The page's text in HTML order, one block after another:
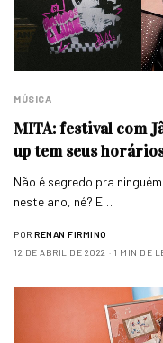
MÚSICA
MITA: festival com
up tem seus
Não é segredo pra
neste ano, né? E…
POR RENAN FIRMINO
12 DE ABRIL DE 2022
1 MIN DE